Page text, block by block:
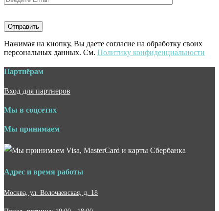
Нажимая на кнопку, Вы даете согласие на обработку своих
персональных данных. См. Политику конфиденциальности
Партнёрам
Вход для партнеров
Мы в соцсетях
Мы принимаем
Адрес и время работы
Москва, ул. Волочаевская, д. 18